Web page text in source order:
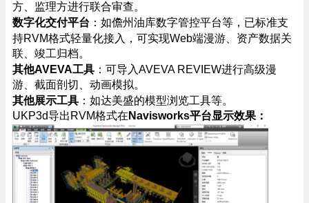
方、监理方进行联合审查。
数字化交付平台 ：如儋州油库数字管控平台等，已标准支
持RVM格式轻量化接入，可实现Web端漫游、资产数据关
联、竣工归档。
其他AVEVA工具 ：可导入AVEVA REVIEW进行高级漫
游、截面剖切、动画模拟。
其他展示工具 ： 如达美盛的模型浏览工具等。
UKP3d导出RVM格式在 Navisworks平台显示效果：